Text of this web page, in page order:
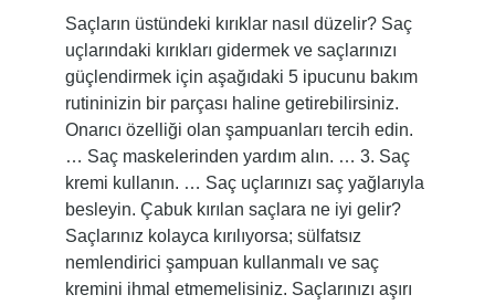
Saçların üstündeki kırıklar nasıl düzelir? Saç
uçlarındaki kırıkları gidermek ve saçlarınızı
güçlendirmek için aşağıdaki 5 ipucunu bakım
rutininizin bir parçası haline getirebilirsiniz.
Onarıcı özelliği olan şampuanları tercih edin.
… Saç maskelerinden yardım alın. … 3. Saç
kremi kullanın. … Saç uçlarınızı saç yağlarıyla
besleyin. Çabuk kırılan saçlara ne iyi gelir?
Saçlarınız kolayca kırılıyorsa; sülfatsız
nemlendirici şampuan kullanmalı ve saç
kremini ihmal etmemelisiniz. Saçlarınızı aşırı